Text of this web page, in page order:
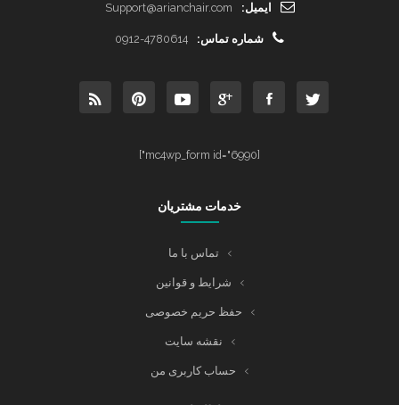
ایمیل: Support@arianchair.com
شماره تماس: 0912-4780614
[mc4wp_form id="6990"]
خدمات مشتریان
تماس با ما
شرایط و قوانین
حفظ حریم خصوصی
نقشه سایت
حساب کاربری من